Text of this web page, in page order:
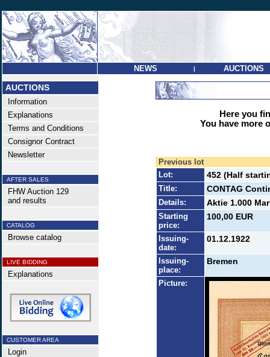
NEWS | AUCTIONS
AUCTIONS
Information
Explanations
Terms and Conditions
Consignor Contract
Newsletter
AFTER SALES
FHW Auction 129
and results
CATALOG
Browse catalog
LIVE BIDDING
Explanations
CUSTOMER AREA
Login
Here you
You have more
Previous lot
Lot:
452 (Half
Title: CONTAG
Details: Aktie 1.000
Starting
price:
100,00 EUR
Issuing-
date:
01.12.1922
Issuing-
place:
Bremen
Picture: